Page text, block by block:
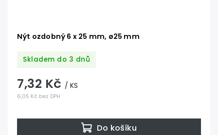
Nýt ozdobný 6 x 25 mm, ø25 mm
Skladem do 3 dnů
6,05 Kč bez DPH
7,32 Kč / KS
Do košíku